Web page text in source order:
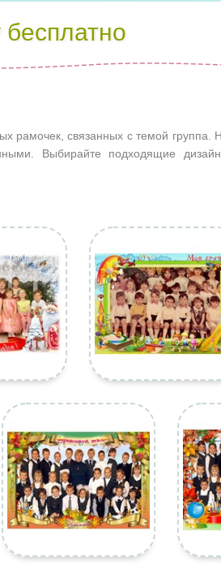
рамочек, связанных с темой группа.
Выбирайте подходящие